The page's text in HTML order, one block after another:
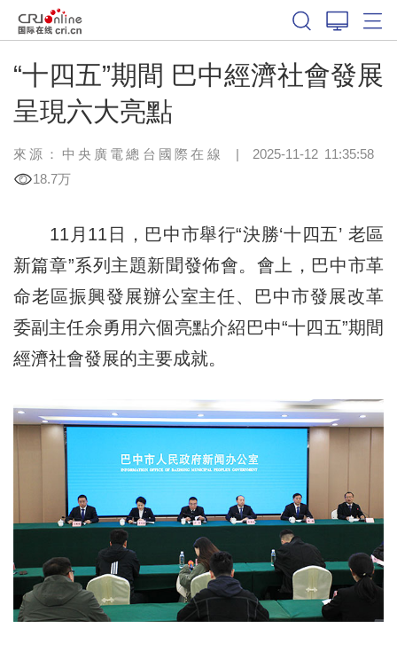
“十四五”期間 巴中經濟社會發展
呈現六大亮點
來源：中央廣電總台國際在線 | 2025-11-12 11:35:58
18.7万
11月11日，巴中市舉行“決勝‘十四五’ 老區
新篇章”系列主題新聞發佈會。會上，巴中市革
命老區振興發展辦公室主任、巴中市發展改革
委副主任佘勇用六個亮點介紹巴中“十四五”期間
經濟社會發展的主要成就。